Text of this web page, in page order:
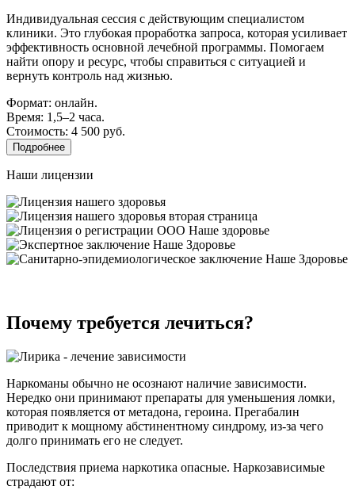
Индивидуальная сессия с действующим специалистом
клиники. Это глубокая проработка запроса, которая усиливает
эффективность основной лечебной программы. Помогаем
найти опору и ресурс, чтобы справиться с ситуацией и
вернуть контроль над жизнью.
Формат: онлайн.
Время: 1,5–2 часа.
Стоимость: 4 500 руб.
Подробнее
Наши лицензии
Почему требуется лечиться?
Наркоманы обычно не осознают наличие зависимости.
Нередко они принимают препараты для уменьшения ломки,
которая появляется от метадона, героина. Прегабалин
приводит к мощному абстинентному синдрому, из-за чего
долго принимать его не следует.
Последствия приема наркотика опасные. Наркозависимые
страдают от: